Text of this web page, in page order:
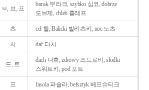
ㅂ, 브, 프
burak 부라크, szybko 십코, dobrze
도브제, chleb 흘레프
츠 cel 첼, Balicki 발리츠키, noc 노츠
치 dać 다치
드, 트
dach 다흐, zdrowy 즈드로비, słodki
스워트키, pod 포트
프 fasola 파솔라, befsztyk 베프슈티크